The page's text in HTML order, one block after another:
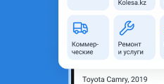
Оригинальность